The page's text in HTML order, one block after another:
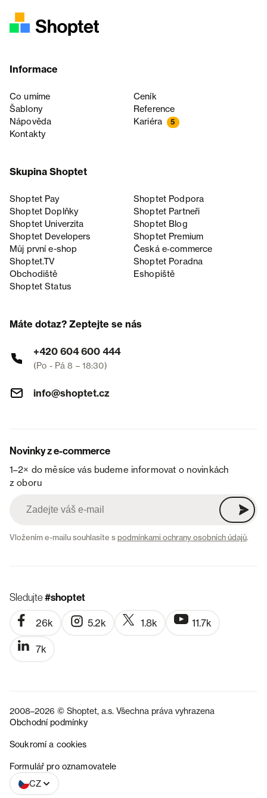
Informace
Co umíme
Ceník
Šablony
Reference
Nápověda
Kariéra 5
Kontakty
Skupina Shoptet
Shoptet Pay
Shoptet Podpora
Shoptet Doplňky
Shoptet Partneři
Shoptet Univerzita
Shoptet Blog
Shoptet Developers
Shoptet Premium
Můj první e-shop
Česká e‑commerce
Shoptet.TV
Shoptet Poradna
Obchodiště
Eshopiště
Shoptet Status
Máte dotaz? Zeptejte se nás
+420 604 600 444
(Po - Pá 8 – 18:30)
info@shoptet.cz
Novinky z e-commerce
1–2× do měsíce vás budeme informovat o novinkách
z oboru
Vložením e-mailu souhlasíte spodmínkami ochrany osobních údajů.
Sledujte#shoptet
26k 5.2k 1.8k 11.7k
7k
2008–2026 © Shoptet, a.s. Všechna práva vyhrazena
Obchodní podmínky
Soukromí a cookies
Formulář pro oznamovatele
CZ